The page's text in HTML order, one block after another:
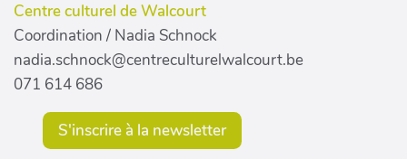
Centre culturel de Walcourt
Coordination / Nadia Schnock
nadia.schnock@centreculturelwalcourt.be
071 614 686
S'inscrire à la newsletter